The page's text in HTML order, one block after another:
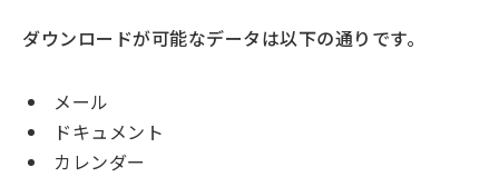
ダウンロードが可能なデータは以下の通りです。
メール
ドキュメント
カレンダー